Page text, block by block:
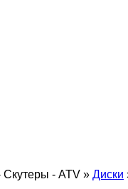
Скутеры - ATV » Диски